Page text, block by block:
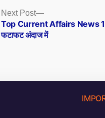
Next Post
Next
post:
Top Current Affairs News
फटाफट अंदाज में